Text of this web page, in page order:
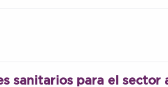
sanitarios para el sector